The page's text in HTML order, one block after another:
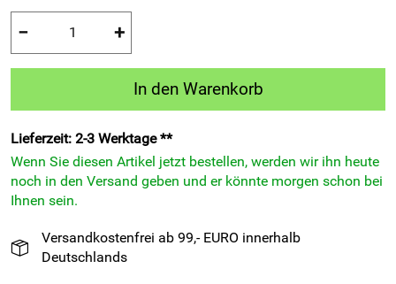
− +
In den Warenkorb
Lieferzeit: 2-3 Werktage **
Wenn Sie diesen Artikel jetzt bestellen, werden wir ihn heute
noch in den Versand geben und er könnte morgen schon bei
Ihnen sein.
Versandkostenfrei ab 99,- EURO innerhalb
Deutschlands